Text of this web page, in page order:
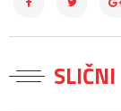
SLIČNI